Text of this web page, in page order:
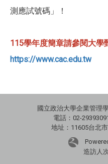
測應試號碼」！
115學年度簡章請參閱大學
https://www.cac.edu.tw
國立政治大學企業管理
電話：02-
地址：11605台北
造訪人